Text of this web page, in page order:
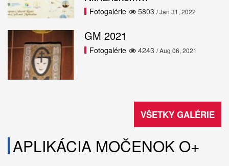
5803
Fotogalérie / Jan 31, 2022
GM 2021
4243
Fotogalérie / Aug 06, 2021
VŠETKY GALÉRIE
APLIKÁCIA MOČENOK O+